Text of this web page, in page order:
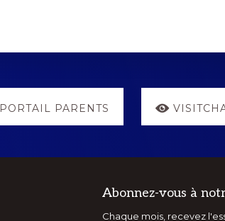
PORTAIL PARENTS
Abonnez-vous à
Chaque mois, recevez